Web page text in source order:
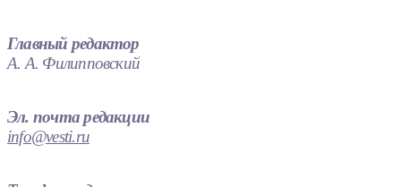
Главный редактор
А. А. Филипповский
Эл. почта редакции
info@vesti.ru